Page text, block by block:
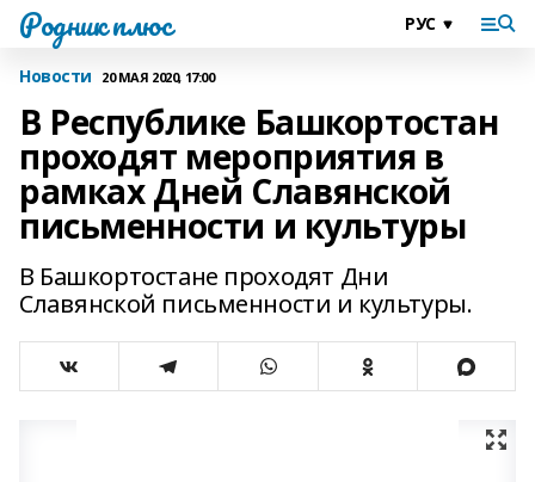
Родник плюс
Новости 20 МАЯ 2020, 17:00
В Республике Башкортостан
проходят мероприятия в
рамках Дней Славянской
письменности и культуры
В Башкортостане проходят Дни
Славянской письменности и культуры.